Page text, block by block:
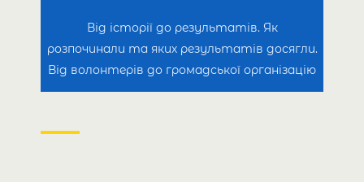
Від історії до результатів. Як
розпочинали та яких результатів досягли.
Від волонтерів до громадської організацію